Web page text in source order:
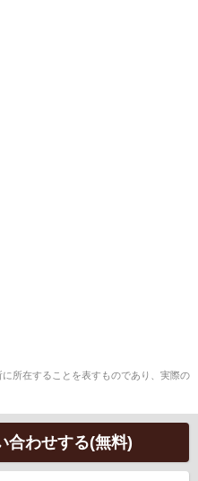
所在することを表すものであり、実際の
合わせする(無料)